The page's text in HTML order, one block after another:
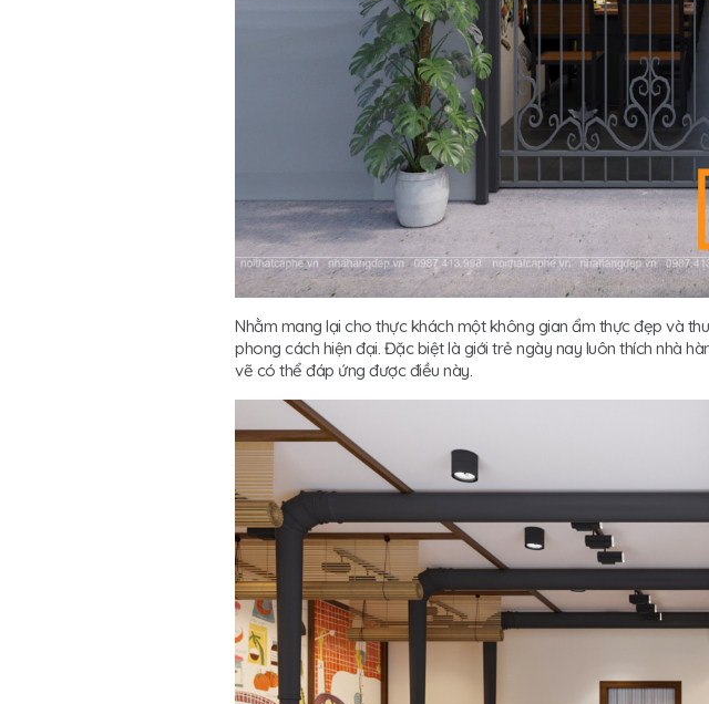
Nhằm mang lại cho thực khách một không gian ẩm thực đẹp và
phong cách hiện đại. Đặc biệt là giới trẻ ngày nay luôn thích nhà
vẽ có thể đáp ứng được điều này.